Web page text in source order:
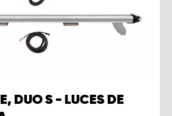
DUO S - LUCES DE